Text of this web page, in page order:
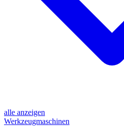
alle anzeigen
Werkzeugmaschinen